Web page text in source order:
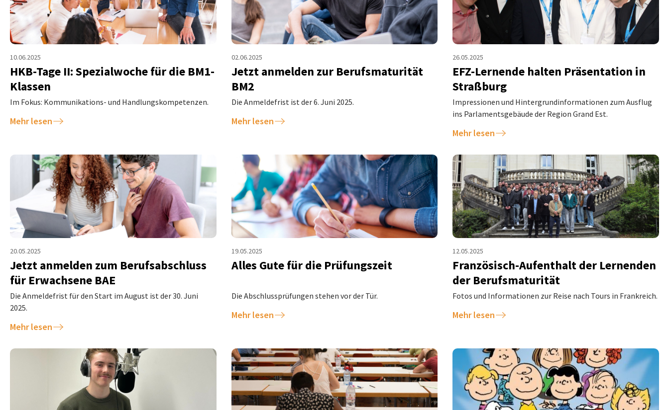
10.06.2025
HKB-Tage II: Spezialwoche für die BM1-
Klassen
Im Fokus: Kommunikations- und Handlungskompetenzen.
Mehr lesen
02.06.2025
Jetzt anmelden zur Berufsmaturität
BM2
Die Anmeldefrist ist der 6. Juni 2025.
Mehr lesen
26.05.2025
EFZ-Lernende halten Präsentation in
Straßburg
Impressionen und Hintergrundinformationen zum Ausflug
ins Parlamentsgebäude der Region Grand Est.
Mehr lesen
20.05.2025
Jetzt anmelden zum Berufsabschluss
für Erwachsene BAE
Die Anmeldefrist für den Start im August ist der 30. Juni
2025.
Mehr lesen
19.05.2025
Alles Gute für die Prüfungszeit
Die Abschlussprüfungen stehen vor der Tür.
Mehr lesen
12.05.2025
Französisch-Aufenthalt der Lernenden
der Berufsmaturität
Fotos und Informationen zur Reise nach Tours in Frankreich.
Mehr lesen